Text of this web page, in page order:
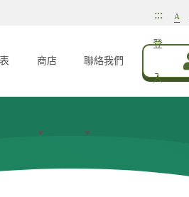
::: A
商店 聯絡我們
登
入